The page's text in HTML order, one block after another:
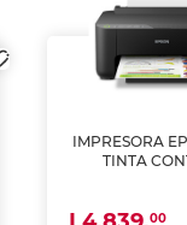
IMPRESORA
TINTA
00